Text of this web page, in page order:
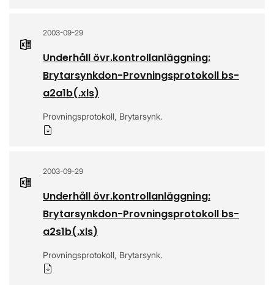
2003-09-29
Underhåll övr.kontrollanläggning:
Brytarsynkdon-Provningsprotokoll bs-
a2a1b(.xls)
Provningsprotokoll, Brytarsynk.
2003-09-29
Underhåll övr.kontrollanläggning:
Brytarsynkdon-Provningsprotokoll bs-
a2s1b(.xls)
Provningsprotokoll, Brytarsynk.